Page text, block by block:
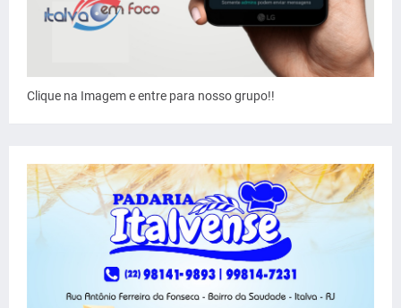
Clique na Imagem e entre para nosso grupo!!